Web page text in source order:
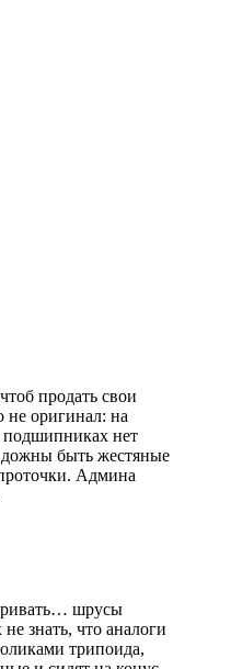
продать свои
оригинал: на
подшипниках нет
быть жестяные
Админа
шрусы
знать, что аналоги
трипоида,